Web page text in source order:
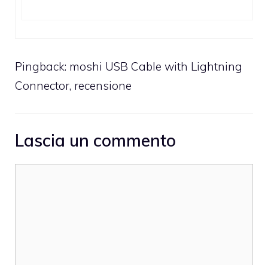
Pingback: moshi USB Cable with Lightning
Connector, recensione
Lascia un commento